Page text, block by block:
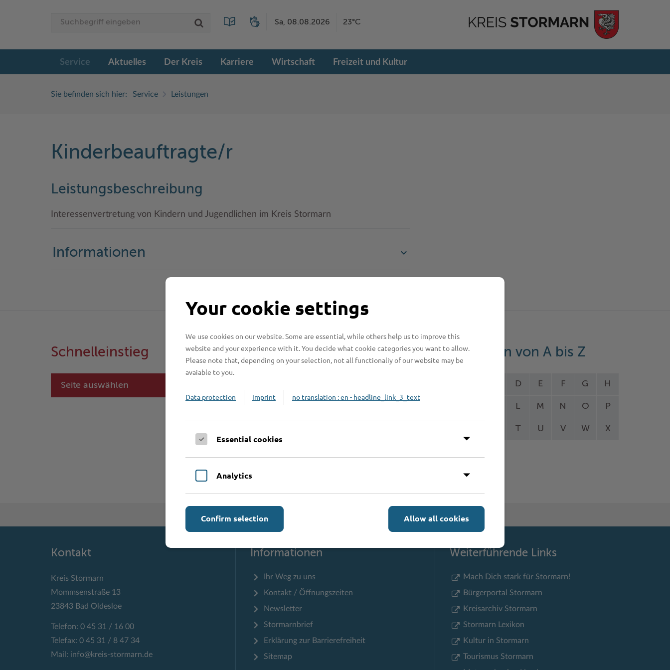
Sa, 08.08.2026 23°C
Service Aktuelles Der Kreis Karriere Wirtschaft Freizeit und Kultur
Sie befinden sich hier: Service Leistungen
Kinderbeauftragte/r
Leistungsbeschreibung
Interessenvertretung von Kindern und Jugendlichen im Kreis Stormarn
Informationen
Schnelleinstieg
Seite auswählen
Online-Services
Formulare
Leistungen von A bis Z
D E F G H
L M N O P
T U V W X
Kontakt
Kreis Stormarn
Mommsenstraße 13
23843 Bad Oldesloe
Telefon: 0 45 31 / 16 00
Telefax: 0 45 31 / 8 47 34
Mail: info@kreis-stormarn.de
Informationen
Ihr Weg zu uns
Kontakt / Öffnungszeiten
Newsletter
Stormarnbrief
Erklärung zur Barrierefreiheit
Sitemap
Weiterführende Links
Mach Dich stark für Stormarn!
Bürgerportal Stormarn
Kreisarchiv Stormarn
Stormarn Lexikon
Kultur in Stormarn
Tourismus Stormarn
Your cookie settings
We use cookies on our website. Some are essential, while others help us to improve this
website and your experience with it. You decide what cookie categories you want to allow.
Please note that, depending on your selection, not all functionaliy of our website may be
avaiable to you.
Data protection Imprint no translation : en - headline_link_3_text
Essential cookies
Analytics
Allow all cookies
Confirm selection